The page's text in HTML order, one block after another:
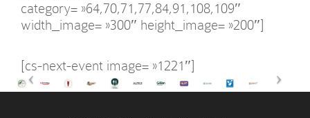
category= »64,70,71,77,84,91,108,109″
width_image= »300″ height_image= »200″]
[cs-next-event image= »1221″]